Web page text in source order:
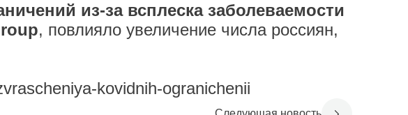
из-за всплеска заболеваемости
, повлияло увеличение числа россиян,
kovidnih-ogranichenii